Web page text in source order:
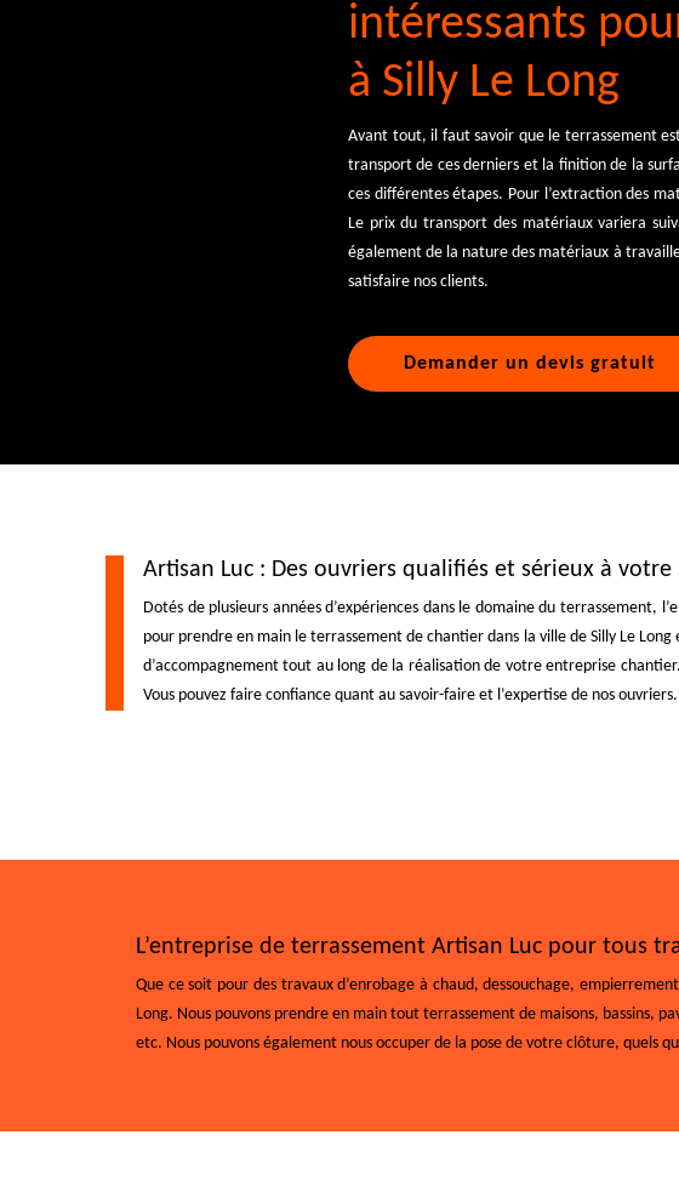
intéressants
à Silly Le Long
Avant tout, il faut savoir que le terrassement
transport de ces derniers et la finition de la
ces différentes étapes. Pour l’extraction des
Le prix du transport des matériaux variera
également de la nature des matériaux à
satisfaire nos clients.
Demander un devis gratuit
Artisan Luc : Des ouvriers qualifiés et sérieux à
Dotés de plusieurs années d’expériences dans le domaine du
pour prendre en main le terrassement de chantier dans la ville de Silly Le
d’accompagnement tout au long de la réalisation de votre entreprise
Vous pouvez faire confiance quant au savoir-faire et l’expertise de nos ouvriers.
L’entreprise de terrassement Artisan Luc pour tous
Que ce soit pour des travaux d’enrobage à chaud, dessouchage,
Long. Nous pouvons prendre en main tout terrassement de maisons, bassins,
etc. Nous pouvons également nous occuper de la pose de votre clôture, quels